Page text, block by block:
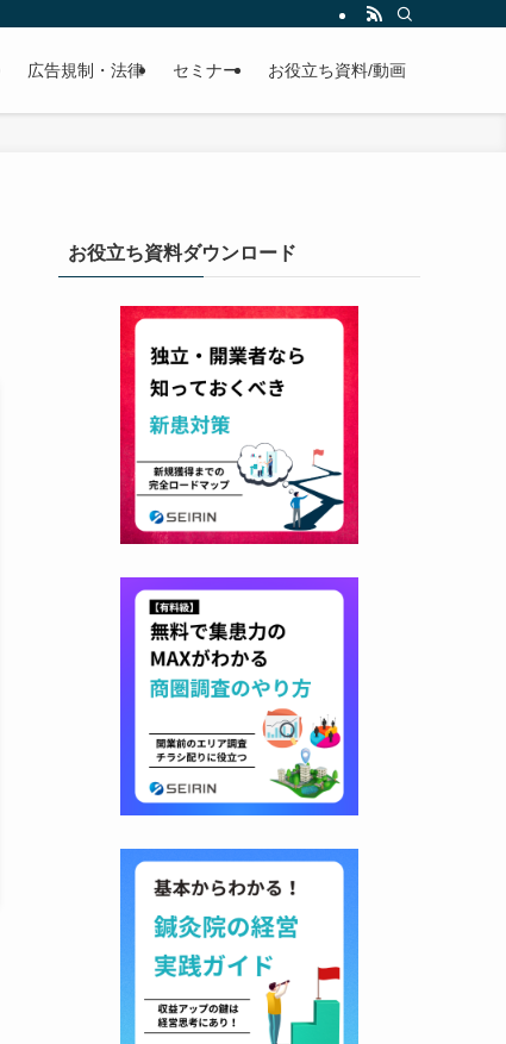
広告規制・法律 セミナー お役立ち資料/動画
お役立ち資料ダウンロード